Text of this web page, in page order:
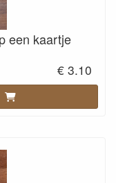
een kaartje
€ 3.10